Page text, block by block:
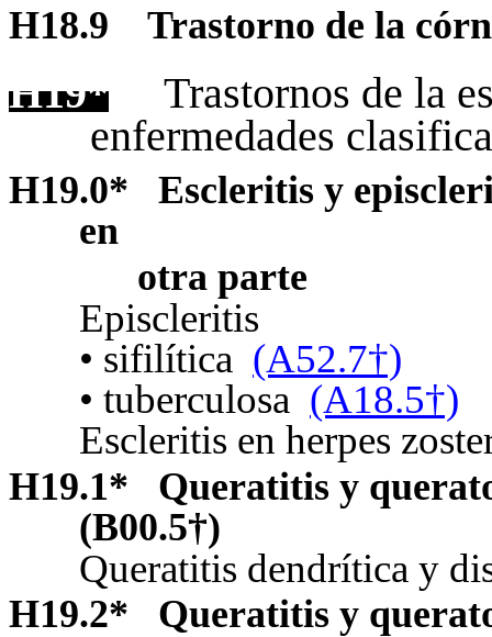
H18.9 Trastorno de la
H19*
Trastornos de la
enfermedades
H19.0*
Escleritis y
en
otra parte
Episcleritis
• sifilítica (A52.7†)
• tuberculosa (A18.5†)
Escleritis en herpes
H19.1*
Queratitis y
(B00.5†)
Queratitis dendrítica y
H19.2*
Queratitis y